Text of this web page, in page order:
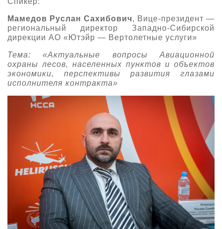
Мамедов Руслан Сахибович, Вице-президент —
региональный директор Западно-Сибирской
дирекции АО «Ютэйр — Вертолетные услуги»
Тема: «Актуальные вопросы Авиационной
охраны лесов, населенных пунктов и объектов
экономики, перспективы развития глазами
исполнителя контракта»